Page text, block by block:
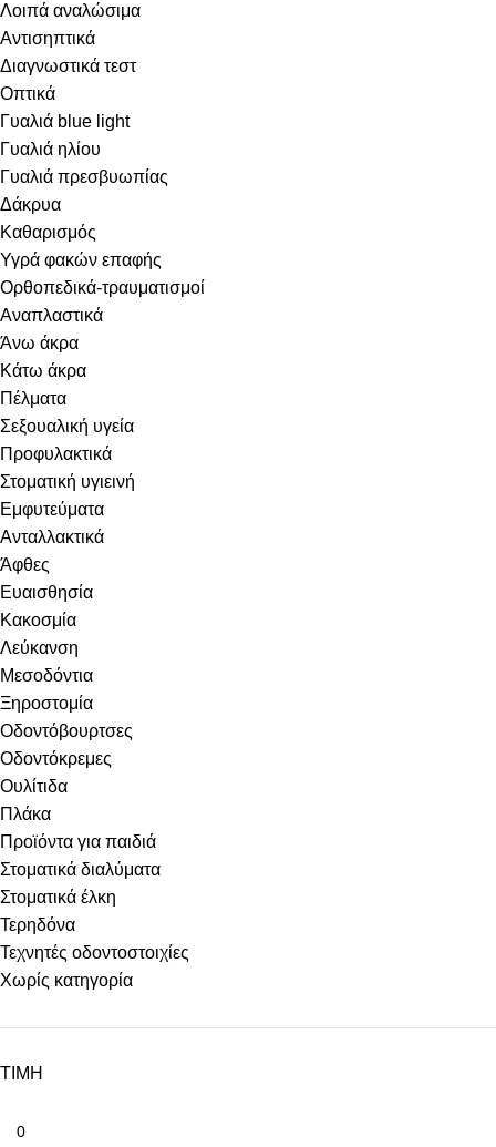
Λοιπά αναλώσιμα
Αντισηπτικά
Διαγνωστικά τεστ
Οπτικά
Γυαλιά blue light
Γυαλιά ηλίου
Γυαλιά πρεσβυωπίας
Δάκρυα
Καθαρισμός
Υγρά φακών επαφής
Ορθοπεδικά-τραυματισμοί
Αναπλαστικά
Άνω άκρα
Κάτω άκρα
Πέλματα
Σεξουαλική υγεία
Προφυλακτικά
Στοματική υγιεινή
Eμφυτεύματα
Ανταλλακτικά
Άφθες
Ευαισθησία
Κακοσμία
Λεύκανση
Μεσοδόντια
Ξηροστομία
Οδοντόβουρτσες
Οδοντόκρεμες
Ουλίτιδα
Πλάκα
Προϊόντα για παιδιά
Στοματικά διαλύματα
Στοματικά έλκη
Τερηδόνα
Τεχνητές οδοντοστοιχίες
Χωρίς κατηγορία
ΤΙΜΗ